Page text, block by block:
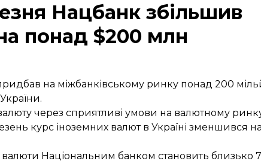
Нацбанк збільшив
понад $200 млн
на міжбанківському ринку понад 200
через сприятливі умови на валютному
курс іноземних валют в Україні зменшився на
Національним банком становить близько